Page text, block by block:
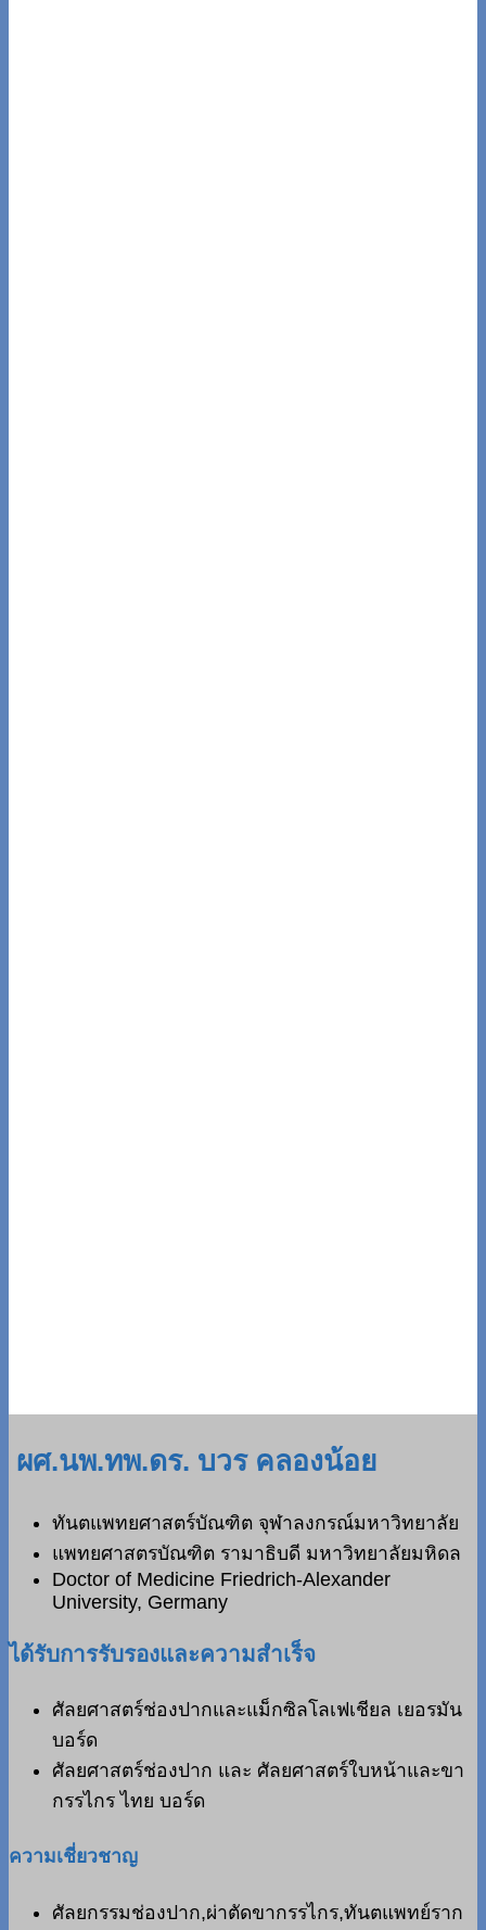
ผศ.นพ.ทพ.ดร. บวร คลองน้อย
ทันตแพทยศาสตร์บัณฑิต จุฬาลงกรณ์มหาวิทยาลัย
แพทยศาสตรบัณฑิต รามาธิบดี มหาวิทยาลัยมหิดล
Doctor of Medicine Friedrich-Alexander
University, Germany
ได้รับการรับรองและความสำเร็จ
ศัลยศาสตร์ช่องปากและแม็กซิลโลเฟเชียล เยอรมัน
บอร์ด
ศัลยศาสตร์ช่องปาก และ ศัลยศาสตร์ใบหน้าและขา
กรรไกร ไทย บอร์ด
ความเชี่ยวชาญ
ศัลยกรรมช่องปาก,ผ่าตัดขากรรไกร,ทันตแพทย์ราก